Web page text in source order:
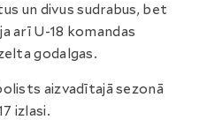
un divus sudrabus, bet
arī U-18 komandas
godalgas.
aizvadītajā sezonā
izlasi.